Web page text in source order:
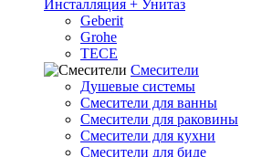
Инсталляция + Унитаз
Geberit
Grohe
TECE
Смесители
Душевые системы
Смесители для ванны
Смесители для раковины
Смесители для кухни
Смесители для биде